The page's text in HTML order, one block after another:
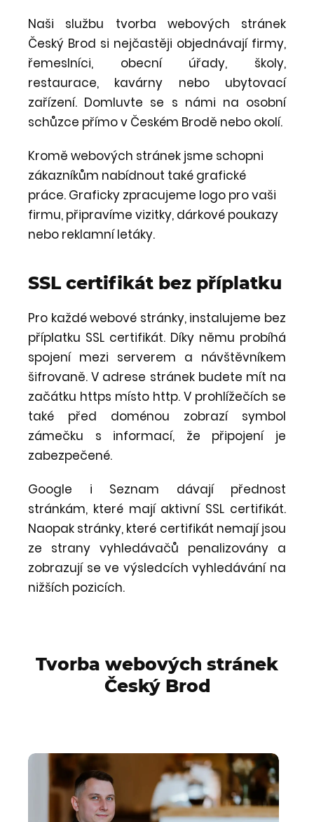
Naši službu tvorba webových stránek
Český Brod si nejčastěji objednávají firmy,
řemeslníci, obecní úřady, školy,
restaurace, kavárny nebo ubytovací
zařízení. Domluvte se s námi na osobní
schůzce přímo v Českém Brodě nebo okolí.
Kromě webových stránek jsme schopni
zákazníkům nabídnout také grafické
práce. Graficky zpracujeme logo pro vaši
firmu, připravíme vizitky, dárkové poukazy
nebo reklamní letáky.
SSL certifikát bez příplatku
Pro každé webové stránky, instalujeme bez
příplatku SSL certifikát. Díky němu probíhá
spojení mezi serverem a návštěvníkem
šifrovaně. V adrese stránek budete mít na
začátku https místo http. V prohlížečích se
také před doménou zobrazí symbol
zámečku s informací, že připojení je
zabezpečené.
Google i Seznam dávají přednost
stránkám, které mají aktivní SSL certifikát.
Naopak stránky, které certifikát nemají jsou
ze strany vyhledávačů penalizovány a
zobrazují se ve výsledcích vyhledávání na
nižších pozicích.
Tvorba webových stránek
Český Brod